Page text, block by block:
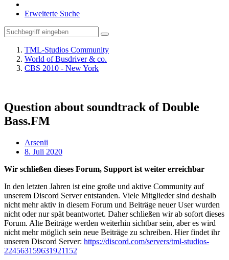
Erweiterte Suche
TML-Studios Community
World of Busdriver & co.
CBS 2010 - New York
Question about soundtrack of Double
Bass.FM
Arsenii
8. Juli 2020
Wir schließen dieses Forum, Support ist weiter erreichbar
In den letzten Jahren ist eine große und aktive Community auf
unserem Discord Server entstanden. Viele Mitglieder sind deshalb
nicht mehr aktiv in diesem Forum und Beiträge neuer User wurden
nicht oder nur spät beantwortet. Daher schließen wir ab sofort dieses
Forum. Alte Beiträge werden weiterhin sichtbar sein, aber es wird
nicht mehr möglich sein neue Beiträge zu schreiben. Hier findet ihr
unseren Discord Server: https://discord.com/servers/tml-studios-
224563159631921152